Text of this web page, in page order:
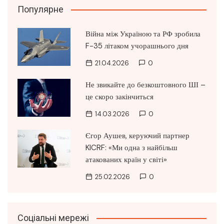
Популярне
Війна між Україною та РФ зробила
F-35 літаком учорашнього дня
21.04.2026 0
Не звикайте до безкоштовного ШІ –
це скоро закінчиться
14.03.2026 0
Єгор Аушев, керуючий партнер
KICRF: «Ми одна з найбільш
атакованих країн у світі»
25.02.2026 0
Соціальні мережі